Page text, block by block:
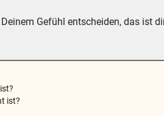
Gefühl entscheiden, das ist
ist?